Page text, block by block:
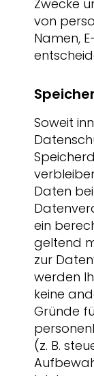
Zwecke
von
Namen,
Soweit
Daten
ein
geltend
zur
werden
keine
Gründe
(z. B.